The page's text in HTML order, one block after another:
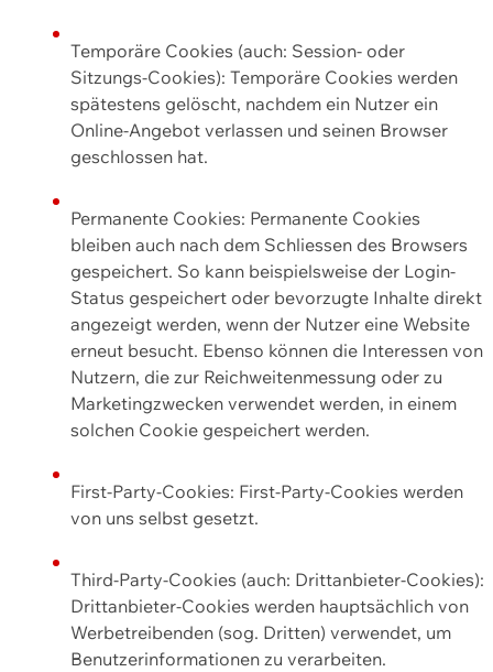
Temporäre Cookies (auch: Session- oder
Sitzungs-Cookies): Temporäre Cookies werden
spätestens gelöscht, nachdem ein Nutzer ein
Online-Angebot verlassen und seinen Browser
geschlossen hat.
Permanente Cookies: Permanente Cookies
bleiben auch nach dem Schliessen des Browsers
gespeichert. So kann beispielsweise der Login-
Status gespeichert oder bevorzugte Inhalte direkt
angezeigt werden, wenn der Nutzer eine Website
erneut besucht. Ebenso können die Interessen von
Nutzern, die zur Reichweitenmessung oder zu
Marketingzwecken verwendet werden, in einem
solchen Cookie gespeichert werden.
First-Party-Cookies: First-Party-Cookies werden
von uns selbst gesetzt.
Third-Party-Cookies (auch: Drittanbieter-Cookies):
Drittanbieter-Cookies werden hauptsächlich von
Werbetreibenden (sog. Dritten) verwendet, um
Benutzerinformationen zu verarbeiten.